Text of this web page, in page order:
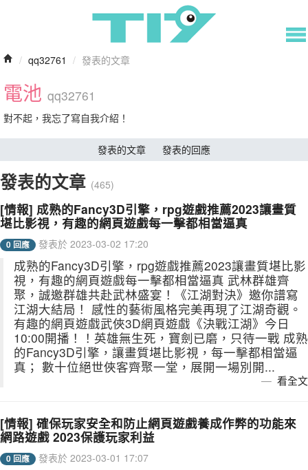
/ qq32761 / 發表的文章
電池 qq32761
對不起，我忘了寫自我介紹！
發表的文章 發表的回應
發表的文章 (465)
[情報] 成熟的Fancy3D引擎，rpg遊戲推薦2023讓畫質
堪比影視，有趣的網頁遊戲每一擊都相當逼真
0 回應 發表於 2023-03-02 17:20
成熟的Fancy3D引擎，rpg遊戲推薦2023讓畫質堪比影
視，有趣的網頁遊戲每一擊都相當逼真 武林群雄齊
聚，誠邀群雄共赴武林盛宴！《江湖對決》邀你譜寫
江湖大結局！ 感性的藝術風格完美再現了江湖奇觀。
有趣的網頁遊戲武俠3D網頁遊戲《決戰江湖》今日
10:00開播！！英雄無生死，寶劍已磨，只待一戰 成熟
的Fancy3D引擎，讓畫質堪比影視，每一擊都相當逼
真； 數十位絕世俠客齊聚一堂，展開一場別開...
看全文
[情報] 確保玩家安全和防止網頁遊戲養成作弊的功能來
網路遊戲 2023保護玩家利益
0 回應 發表於 2023-03-01 17:07